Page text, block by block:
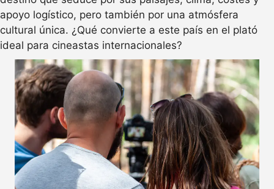
apoyo logístico, pero también por una atmósfera
cultural única. ¿Qué convierte a este país en el plató
ideal para cineastas internacionales?